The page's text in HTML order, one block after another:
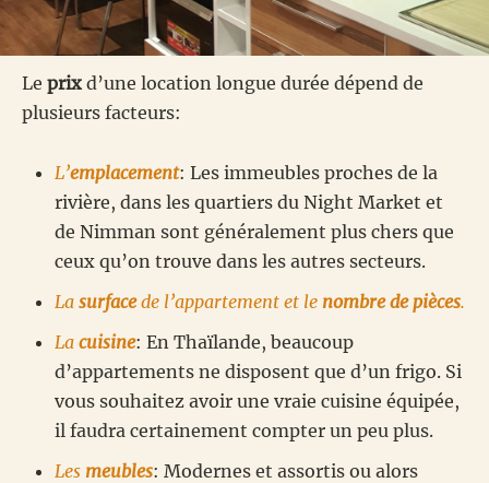
Le prix d’une location longue durée dépend de
plusieurs facteurs:
L’emplacement: Les immeubles proches de la
rivière, dans les quartiers du Night Market et
de Nimman sont généralement plus chers que
ceux qu’on trouve dans les autres secteurs.
La surfacede l’appartement et le nombre de pièces.
La cuisine: En Thaïlande, beaucoup
d’appartements ne disposent que d’un frigo. Si
vous souhaitez avoir une vraie cuisine équipée,
il faudra certainement compter un peu plus.
Les meubles: Modernes et assortis ou alors